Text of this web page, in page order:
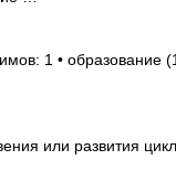
1 • образование
или развития